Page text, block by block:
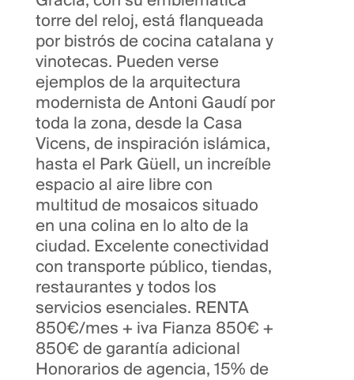
torre del reloj, está flanqueada
por bistrós de cocina catalana y
vinotecas. Pueden verse
ejemplos de la arquitectura
modernista de Antoni Gaudí por
toda la zona, desde la Casa
Vicens, de inspiración islámica,
hasta el Park Güell, un increíble
espacio al aire libre con
multitud de mosaicos situado
en una colina en lo alto de la
ciudad. Excelente conectividad
con transporte público, tiendas,
restaurantes y todos los
servicios esenciales. RENTA
850€/mes + iva Fianza 850€ +
850€ de garantía adicional
Honorarios de agencia, 15% de